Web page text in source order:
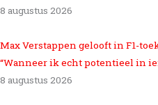
8 augustus 2026
Max Verstappen gelooft in F1-
“Wanneer ik echt potentieel in
8 augustus 2026